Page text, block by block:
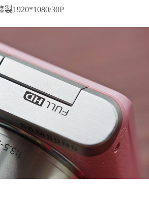
1920*1080/30P